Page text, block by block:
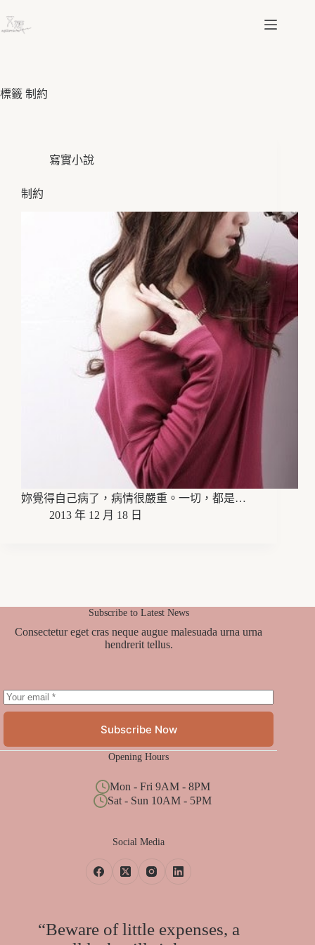
至
容
標籤 制約
寫實小說
制約
妳覺得自己病了，病情很嚴重。一切，都是…
2013 年 12 月 18 日
Subscribe to Latest News
Consectetur eget cras neque augue malesuada urna urna
hendrerit tellus.
Subscribe Now
Opening Hours
Mon - Fri 9AM - 8PM
Sat - Sun 10AM - 5PM
Social Media
“Beware of little expenses, a